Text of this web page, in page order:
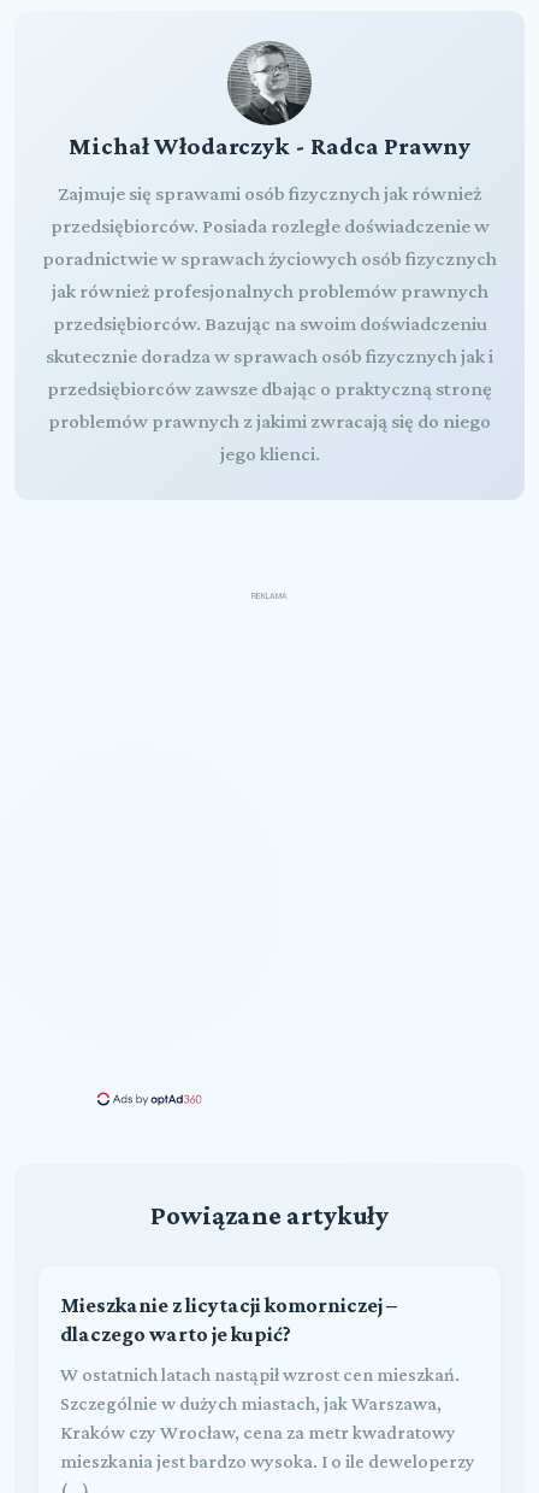
Michał Włodarczyk - Radca Prawny
Zajmuje się sprawami osób fizycznych jak również
przedsiębiorców. Posiada rozległe doświadczenie w
poradnictwie w sprawach życiowych osób fizycznych
jak również profesjonalnych problemów prawnych
przedsiębiorców. Bazując na swoim doświadczeniu
skutecznie doradza w sprawach osób fizycznych jak i
przedsiębiorców zawsze dbając o praktyczną stronę
problemów prawnych z jakimi zwracają się do niego
jego klienci.
REKLAMA
Powiązane artykuły
Mieszkanie z licytacji komorniczej –
dlaczego warto je kupić?
W ostatnich latach nastąpił wzrost cen mieszkań.
Szczególnie w dużych miastach, jak Warszawa,
Kraków czy Wrocław, cena za metr kwadratowy
mieszkania jest bardzo wysoka. I o ile deweloperzy